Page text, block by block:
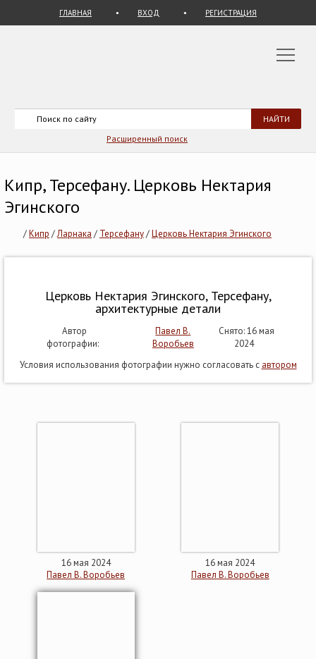
ГЛАВНАЯ ВХОД РЕГИСТРАЦИЯ
Расширенный поиск
Кипр, Терсефану. Церковь Нектария
Эгинского
/Кипр /Ларнака / Терсефану/Церковь Нектария Эгинского
Церковь Нектария Эгинского, Терсефану,
архитектурные детали
Автор
фотографии:
Павел В.
Воробьев
Снято: 16 мая
2024
Условия использования фотографии нужно согласовать с автором
16 мая 2024
Павел В. Воробьев
16 мая 2024
Павел В. Воробьев